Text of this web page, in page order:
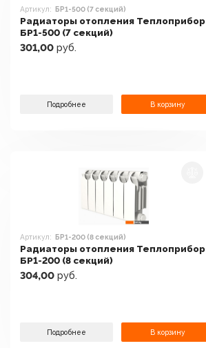
Артикул: БР1-500 (7 секций)
Радиаторы отопления Теплоприбор
БР1-500 (7 секций)
301,00 руб.
Подробнее В корзину
Артикул: БР1-200 (8 секций)
Радиаторы отопления Теплоприбор
БР1-200 (8 секций)
304,00 руб.
Подробнее В корзину